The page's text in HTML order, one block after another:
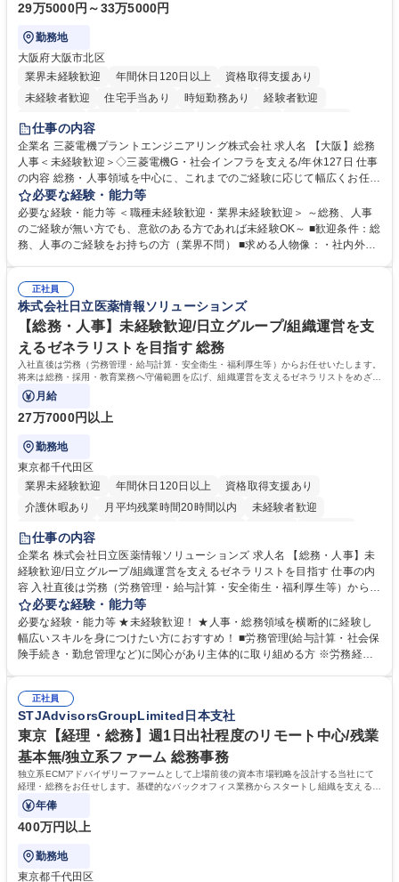
29万5000円～33万5000円
勤務地
大阪府大阪市北区
業界未経験歓迎
年間休日120日以上
資格取得支援あり
未経験者歓迎
住宅手当あり 時短勤務あり
経験者歓迎
退職金あり
駅近5分以内
土日祝休み 服装自由 寮・社宅あり 食事補助あり
仕事の内容
企業名 三菱電機プラントエンジニアリング株式会社 求人名 【大阪】総務
人事＜未経験歓迎＞◇三菱電機G・社会インフラを支える/年休127日 仕事
の内容 総務・人事領域を中心に、これまでのご経験に応じて幅広くお任せ
します。 ＜具体的には＞ ・総務/人事労務（給与・社保・勤怠管理など）
・採用・教育研修 ・福利厚生運用 など ※基本的には事務所勤務ですが、
採用や教育等の業務内容により、関西圏以外への日帰り・宿泊を伴う国内
出張もございます。 ※担当業務を持ちつつ、お互いに助け合いながら、総
必要な経験・能力等
必要な経験・能力等 ＜職種未経験歓迎・業界未経験歓迎＞ ～総務、人事
のご経験が無い方でも、意欲のある方であれば未経験OK～ ■歓迎条件：総
務、人事のご経験をお持ちの方（業界不問） ■求める人物像：・社内外の
正社員
株式会社日立医薬情報ソリューションズ
【総務・人事】未経験歓迎/日立グループ/組織運営を支
えるゼネラリストを目指す 総務
入社直後は労務（労務管理・給与計算・安全衛生・福利厚生等）からお任せいたします。
将来は総務・採用・教育業務へ守備範囲を広げ、組織運営を支えるゼネラリストをめざせ
ます。
月給
27万7000円以上
勤務地
東京都千代田区
業界未経験歓迎
年間休日120日以上
資格取得支援あり
介護休暇あり
月平均残業時間20時間以内
未経験者歓迎
住宅手当あり
育休あり
完全週休2日制 交通費支給 土日祝休み 寮・社宅あり
仕事の内容
企業名 株式会社日立医薬情報ソリューションズ 求人名 【総務・人事】未
経験歓迎/日立グループ/組織運営を支えるゼネラリストを目指す 仕事の内
容 入社直後は労務（労務管理・給与計算・安全衛生・福利厚生等）からお
任せいたします。将来は総務・採用・教育業務へ守備範囲を広げ、組織運
営を支えるゼネラリストをめざせます。 ・初期業務：労働時間管理、給与
計算、社会保険対応、福利厚生管理、安全衛生、健康経営推進等をお任せ
します。ご経験に応じて、休職者管理など、幅広く経験を積んでいただき
幅広く経験を積みたい意欲がある方に最適な環境です。 募集職種 【総
務・人事】未経験歓迎/日立グループ/組織運営を支えるゼネラリストを目
指す
必要な経験・能力等
必要な経験・能力等 ★未経験歓迎！ ★人事・総務領域を横断的に経験し
幅広いスキルを身につけたい方におすすめ！ ■労務管理(給与計算・社会保
険手続き・勤怠管理など)に関心があり主体的に取り組める方 ※労務経験
のご経験 ■労務管理（給与計算・社会保険手続き・勤怠管理など）の経験
■衛生管理者の資格をお持ちの方 学歴・資格 学歴：大学院 大学 高専 短大
専修学校 高校 語学力： 資格：
正社員
STJAdvisorsGroupLimited日本支社
東京【経理・総務】週1日出社程度のリモート中心/残業
基本無/独立系ファーム 総務事務
独立系ECMアドバイザリーファームとして上場前後の資本市場戦略を設計する当社にて
経理・総務をお任せします。基礎的なバックオフィス業務からスタートし組織を支える専
任担当として広く活躍できる環境です。
年俸
400万円以上
勤務地
東京都千代田区